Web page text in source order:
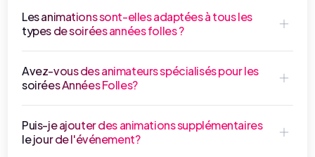
Les animations sont-elles adaptées à tous les
types de soirées années folles ?
Avez-vous des animateurs spécialisés pour les
soirées Années Folles?
Puis-je ajouter des animations supplémentaires
le jour de l'événement?